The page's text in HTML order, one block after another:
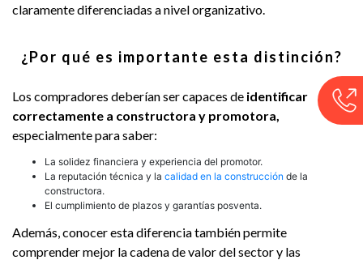
claramente diferenciadas a nivel organizativo.
¿Por qué es importante esta distinción?
Los compradores deberían ser capaces de identificar
correctamente a constructora y promotora,
especialmente para saber:
La solidez financiera y experiencia del promotor.
La reputación técnica y la calidad en la construcción de la
constructora.
El cumplimiento de plazos y garantías posventa.
Además, conocer esta diferencia también permite
comprender mejor la cadena de valor del sector y las